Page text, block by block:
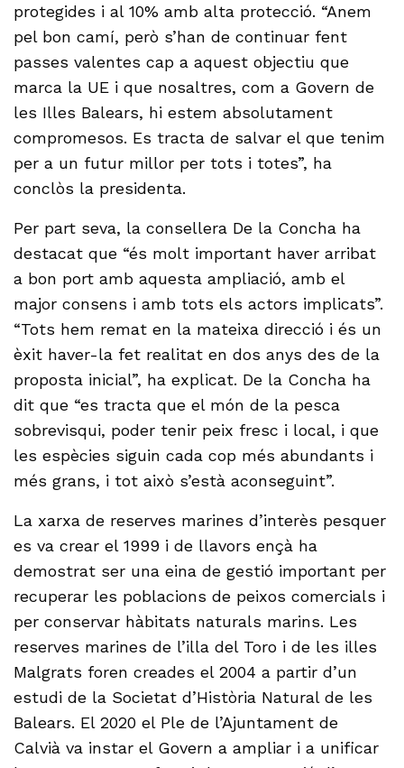
protegides i al 10% amb alta protecció. “Anem
pel bon camí, però s’han de continuar fent
passes valentes cap a aquest objectiu que
marca la UE i que nosaltres, com a Govern de
les Illes Balears, hi estem absolutament
compromesos. Es tracta de salvar el que tenim
per a un futur millor per tots i totes”, ha
conclòs la presidenta.
Per part seva, la consellera De la Concha ha
destacat que “és molt important haver arribat
a bon port amb aquesta ampliació, amb el
major consens i amb tots els actors implicats”.
“Tots hem remat en la mateixa direcció i és un
èxit haver-la fet realitat en dos anys des de la
proposta inicial”, ha explicat. De la Concha ha
dit que “es tracta que el món de la pesca
sobrevisqui, poder tenir peix fresc i local, i que
les espècies siguin cada cop més abundants i
més grans, i tot això s’està aconseguint”.
La xarxa de reserves marines d’interès pesquer
es va crear el 1999 i de llavors ençà ha
demostrat ser una eina de gestió important per
recuperar les poblacions de peixos comercials i
per conservar hàbitats naturals marins. Les
reserves marines de l’illa del Toro i de les illes
Malgrats foren creades el 2004 a partir d’un
estudi de la Societat d’Història Natural de les
Balears. El 2020 el Ple de l’Ajuntament de
Calvià va instar el Govern a ampliar i a unificar